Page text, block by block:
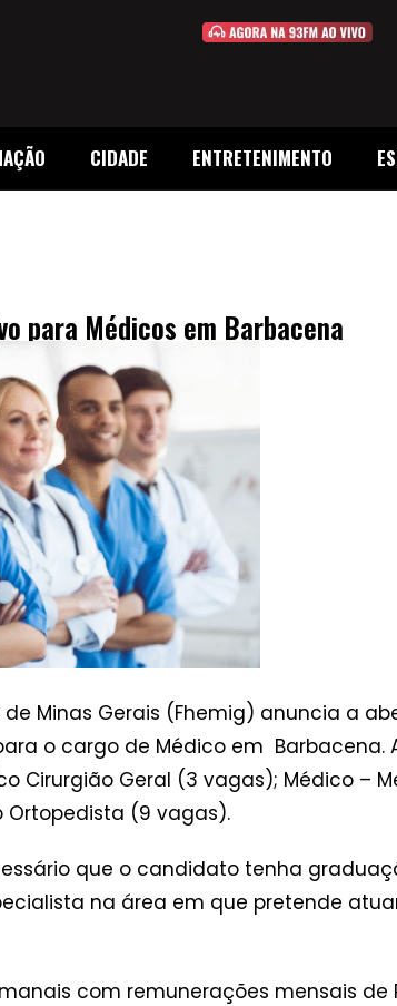
CIDADE ENTRETENIMENTO
para Médicos em Barbacena
Minas Gerais (Fhemig) anuncia a
o cargo de Médico em Barbacena.
Cirurgião Geral (3 vagas); Médico –
Ortopedista (9 vagas).
que o candidato tenha
na área em que pretende
com remunerações mensais de